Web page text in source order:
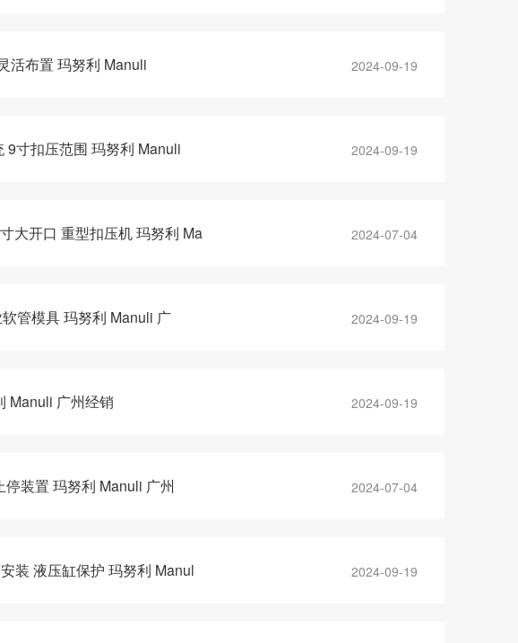
活布置 玛努利 Manuli 2024-09-19
9寸扣压范围 玛努利 Manuli 2024-09-19
大开口 重型扣压机 玛努利 Ma 2024-07-04
管模具 玛努利 Manuli 广 2024-09-19
Manuli 广州经销 2024-09-19
装置 玛努利 Manuli 广州 2024-07-04
装 液压缸保护 玛努利 Manul 2024-09-19